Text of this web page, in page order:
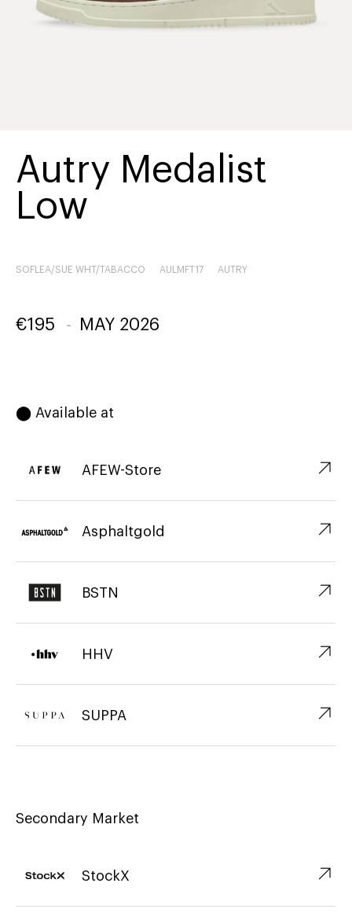
Autry Medalist
Low
SOFLEA/SUE WHT/TABACCO AULMFT17 AUTRY
€195 - MAY 2026
⬤ Available at
AFEW-Store ↗︎
Asphaltgold ↗︎
BSTN ↗︎
HHV ↗︎
SUPPA ↗︎
Secondary Market
StockX ↗︎